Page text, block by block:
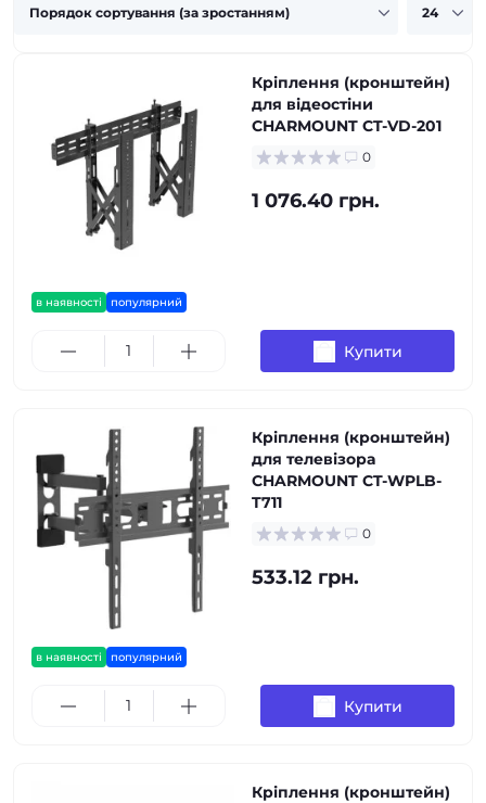
в наявності популярний
Кріплення (кронштейн)
для відеостіни
CHARMOUNT CT-VD-201
0
1 076.40 грн.
Купити
в наявності популярний
Кріплення (кронштейн)
для телевізора
CHARMOUNT CT-WPLB-
T711
0
533.12 грн.
Купити
Кріплення (кронштейн)